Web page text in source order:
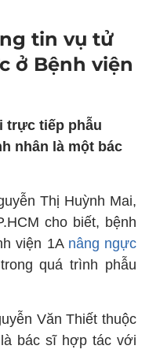
tin vụ tử
ở Bệnh viện
trực tiếp phẫu
nhân là một bác
Thị Huỳnh Mai,
cho biết, bệnh
viện 1A nâng ngực
quá trình phẫu
Văn Thiết thuộc
bác sĩ hợp tác với